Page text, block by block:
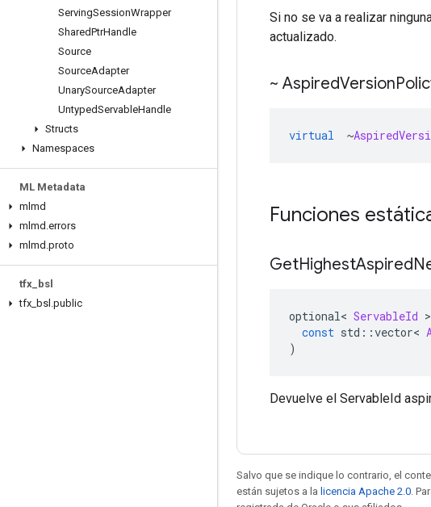
ServingSessionWrapper
SharedPtrHandle
Source
SourceAdapter
UnarySourceAdapter
UntypedServableHandle
Structs
Namespaces
ML Metadata
mlmd
mlmd .errors
mlmd .proto
tfx bsl
tfx bsl .public
Si no se va a realizar
actualizado.
~ AspiredVersion
virtual ~
Funciones
GetHighestAspired
optional< ServableId >
const std ::vector<
)
Devuelve el ServableId
Salvo que se indique lo contrario, el
están sujetos a la licencia Apache 2.0.